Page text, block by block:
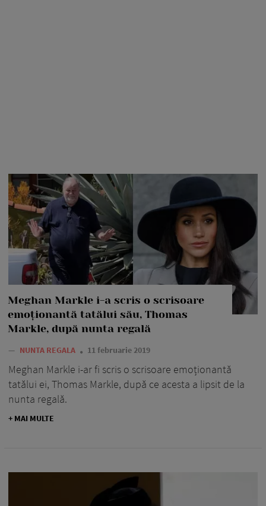
Meghan Markle i-a scris o scrisoare
emoționantă tatălui său, Thomas
Markle, după nunta regală
— NUNTA REGALA 11 februarie 2019
Meghan Markle i-ar fi scris o scrisoare emoționantă
tatălui ei, Thomas Markle, după ce acesta a lipsit de la
nunta regală.
+ MAI MULTE